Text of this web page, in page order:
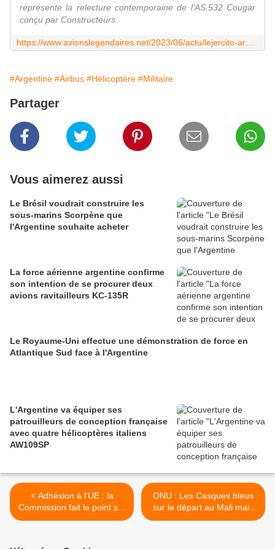
représente la relecture contemporaine de l'AS.532 Cougar
conçu par Constructeurs
#Argentine #Airbus #Hélicoptère #Militaire
Partager
Vous aimerez aussi
Le Brésil voudrait construire les
sous-marins Scorpène que
l'Argentine souhaite acheter
La force aérienne argentine confirme
son intention de se procurer deux
avions ravitailleurs KC-135R
Le Royaume-Uni effectue une démonstration de force en
Atlantique Sud face à l'Argentine
L'Argentine va équiper ses
patrouilleurs de conception française
avec quatre hélicoptères italiens
AW109SP
< Adhésion à l'UE : la
Commission fait le point sur
les progrès de l'Ukraine, la
ONU : Les Casques bleus
sur le départ au Mali mais
aussi en RDC: quel avenir